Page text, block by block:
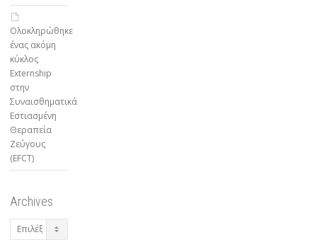
Ολοκληρώθηκε
ένας ακόμη
κύκλος
Externship
στην
Συναισθηματικά
Εστιασμένη
Θεραπεία
Ζεύγους
(EFCT)
Archives
Archives